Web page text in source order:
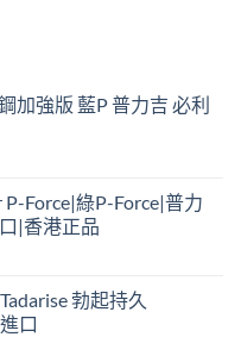
加強版 藍P 普力吉 必利
Force|綠P-Force|普力
|香港正品
勃起持久
口